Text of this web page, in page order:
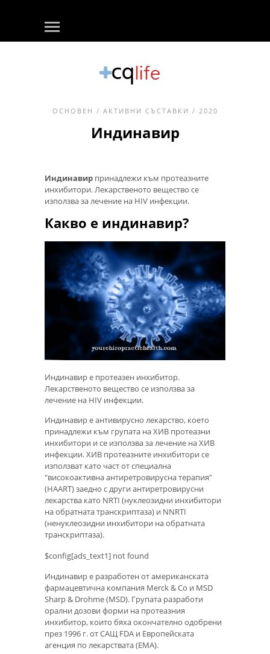
ОСНОВЕН / АКТИВНИ СЪСТАВКИ / 2020
Индинавир
Индинавир принадлежи към протеазните
инхибитори. Лекарственото вещество се
използва за лечение на HIV инфекции.
Какво е индинавир?
Индинавир е протеазен инхибитор.
Лекарственото вещество се използва за
лечение на HIV инфекции.
Индинавир е антивирусно лекарство, което
принадлежи към групата на ХИВ протеазни
инхибитори и се използва за лечение на ХИВ
инфекции. ХИВ протеазните инхибитори се
използват като част от специална
"високоактивна антиретровирусна терапия"
(HAART) заедно с други антиретровирусни
лекарства като NRTI (нуклеозидни инхибитори
на обратната транскриптаза) и NNRTI
(ненуклеозидни инхибитори на обратната
транскриптаза).
$config[ads_text1] not found
Индинавир е разработен от американската
фармацевтична компания Merck & Co и MSD
Sharp & Drohme (MSD). Групата разработи
орални дозови форми на протеазния
инхибитор, които бяха окончателно одобрени
през 1996 г. от САЩ FDA и Европейската
агенция по лекарствата (EMA).